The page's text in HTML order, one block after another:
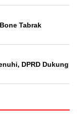
Tabrak
DPRD Dukung